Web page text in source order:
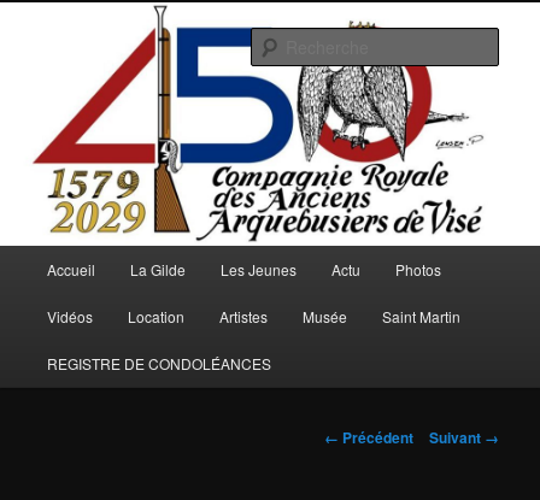
Arquebusiers.eu
Accueil La Gilde Les Jeunes Actu Photos
Vidéos Location Artistes Musée Saint Martin
REGISTRE DE CONDOLÉANCES
Navigation
← Précédent Suivant →